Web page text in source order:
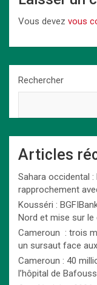
Vous devez vous
Rechercher
Articles
Sahara occidental
rapprochement
Kousséri :
Nord et mise sur le
Cameroun : trois
un sursaut face
Cameroun : 40
l’hôpital de